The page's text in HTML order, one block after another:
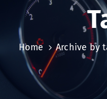
Home Archive by